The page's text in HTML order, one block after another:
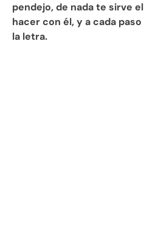
pendejo, de nada te sirve
hacer con él, y a cada
la letra.